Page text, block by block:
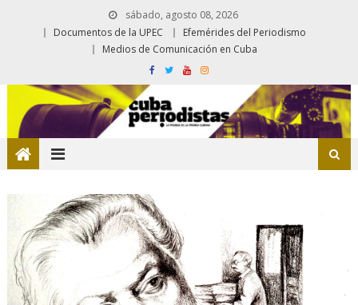
sábado, agosto 08, 2026
Documentos de la UPEC
Efemérides del Periodismo
Medios de Comunicación en Cuba